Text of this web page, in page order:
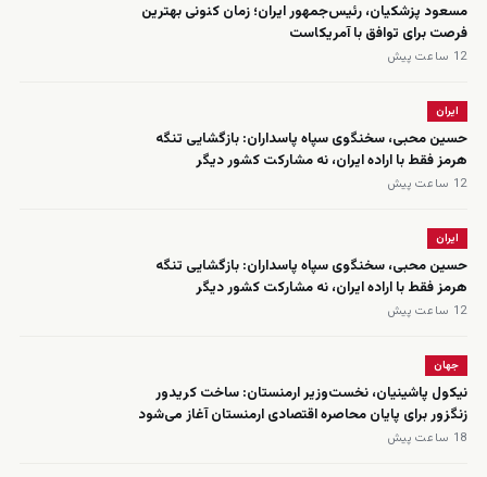
مسعود پزشکیان، رئیس‌جمهور ایران؛ زمان کنونی بهترین
فرصت برای توافق با آمریکاست
12 ساعت پیش
ایران
حسین محبی، سخنگوی سپاه پاسداران: بازگشایی تنگه
هرمز فقط با اراده ایران، نه مشارکت کشور دیگر
12 ساعت پیش
ایران
حسین محبی، سخنگوی سپاه پاسداران: بازگشایی تنگه
هرمز فقط با اراده ایران، نه مشارکت کشور دیگر
12 ساعت پیش
جهان
نیکول پاشینیان، نخست‌وزیر ارمنستان: ساخت کریدور
زنگزور برای پایان محاصره اقتصادی ارمنستان آغاز می‌شود
18 ساعت پیش